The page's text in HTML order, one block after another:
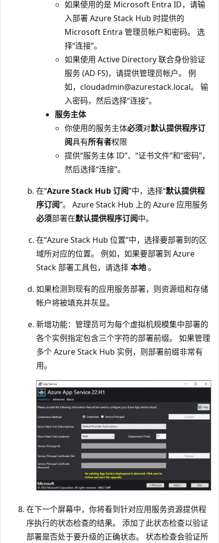
如果使用的是 Microsoft Entra ID，请输
入部署 Azure Stack Hub 时提供的
Microsoft Entra 管理员帐户和密码。 选
择“连接”。
如果使用 Active Directory 联合身份验证
服务 (AD FS)，请提供管理员帐户。 例
如，cloudadmin@azurestack.local。 输
入密码，然后选择“连接”。
服务主体
你使用的服务主体必须对默认提供程序订
阅具有所有者权限
提供“服务主体 ID”、“证书文件”和“密码”，
然后选择“连接”。
在“Azure Stack Hub 订阅”中，选择“默认提供程
序订阅”。 Azure Stack Hub 上的 Azure 应用服务
必须部署在默认提供程序订阅中。
在“Azure Stack Hub 位置”中，选择要部署到的区
域所对应的位置。 例如，如果要部署到 Azure
Stack 部署工具包，请选择本地。
如果检测到现有的应用服务部署，则资源组和存储
帐户将被填充并灰显。
新增功能：管理员可为每个虚拟机规模集中部署的
各个实例指定包含三个字符的部署前缀。 如果管理
多个 Azure Stack Hub 实例，则部署前缀非常有
用。
在下一个屏幕中，你将看到针对应用服务资源提供程
序执行的状态检查的结果。 添加了此状态检查以验证
部署是否处于要升级的正确状态。 状态检查会验证所